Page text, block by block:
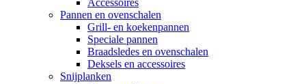
Accessoires
Pannen en ovenschalen
Grill- en koekenpannen
Speciale pannen
Braadsledes en ovenschalen
Deksels en accessoires
Snijplanken